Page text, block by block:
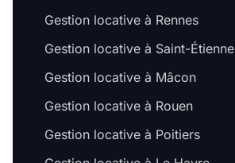
Gestion locative à Rennes
Gestion locative à Saint-Étienne
Gestion locative à Mâcon
Gestion locative à Rouen
Gestion locative à Poitiers